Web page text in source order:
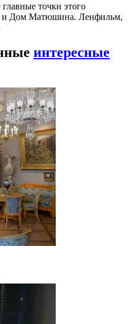
точки этого
и Дом Матюшина. Ленфильм,
интересные